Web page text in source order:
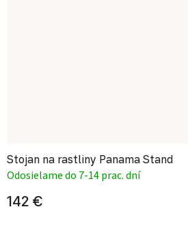
Stojan na rastliny Panama Stand
Odosielame do 7-14 prac. dní
142 €